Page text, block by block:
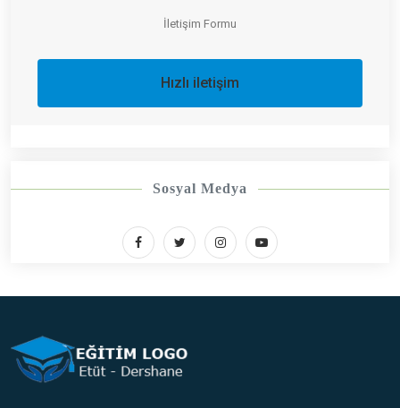
İletişim Formu
Hızlı iletişim
Sosyal Medya